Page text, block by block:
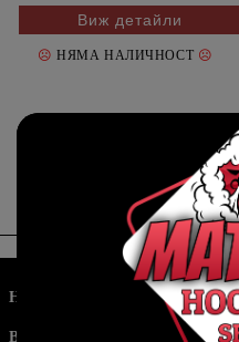
Виж детайли
☹НЯМА НАЛИЧНОСТ ☹
«
Наргилета
Въглени